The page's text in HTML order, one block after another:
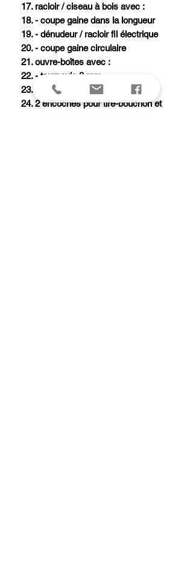
17. racloir / ciseau à bois avec :
18. - coupe gaine dans la longueur
19. - dénudeur / racloir fil électrique
20. - coupe gaine circulaire
21. ouvre-boîtes avec :
22. - tournevis 3 mm
23. étui nylon
24. 2 encoches pour tire-bouchon et